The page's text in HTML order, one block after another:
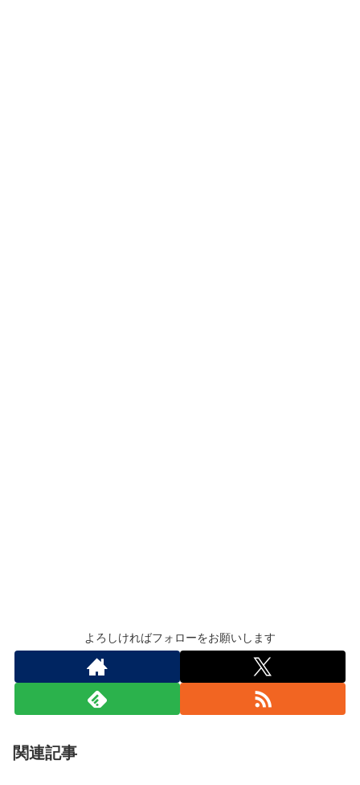
よろしければフォローをお願いします
関連記事